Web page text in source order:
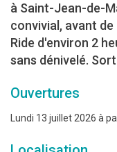
à Saint-Jean-de-
convivial, avant
Ride d'environ 2
sans dénivelé.
Ouvertures
Lundi 13 juillet 2026 à